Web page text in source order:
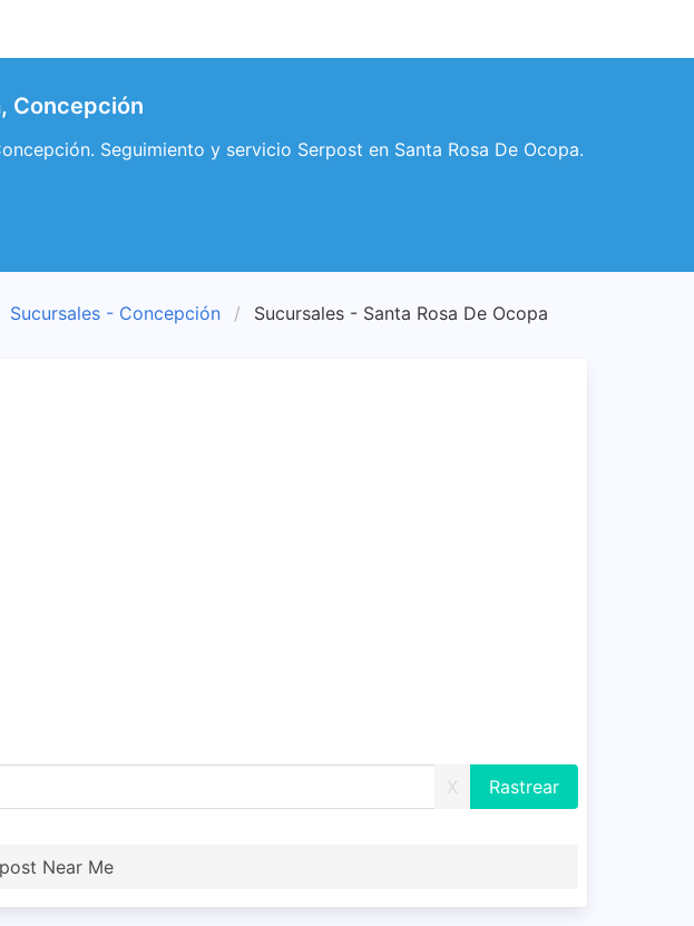
Concepción
Seguimiento y servicio Serpost en Santa Rosa De Ocopa.
Sucursales - Concepción Sucursales - Santa Rosa De Ocopa
X
Near Me